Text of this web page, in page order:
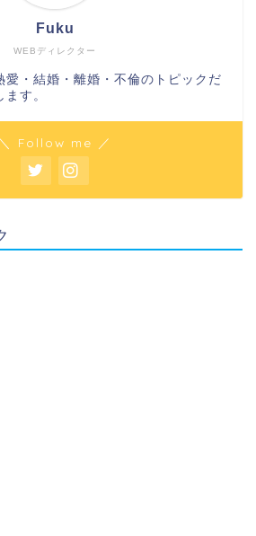
WEBディレクター
Fuku
愛・結婚・離婚・不倫のトピックだ
す。
＼ Follow me ／